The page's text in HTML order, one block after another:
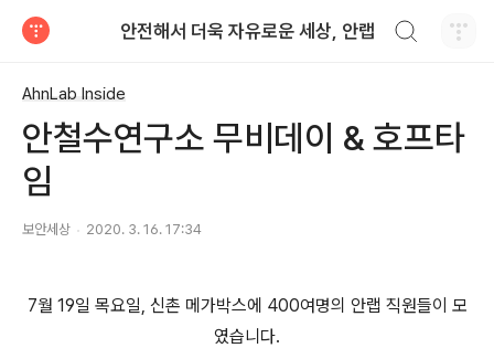
안전해서 더욱 자유로운 세상, 안랩
AhnLab Inside
안철수연구소 무비데이 & 호프타
임
보안세상 2020. 3. 16. 17:34
7월 19일 목요일, 신촌 메가박스에 400여명의 안랩 직원들이 모
였습니다.